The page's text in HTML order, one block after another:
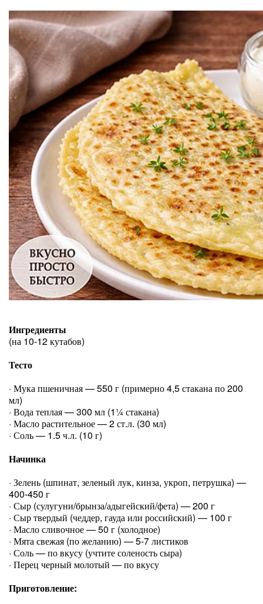
Ингредиенты
(на 10-12 кутабов)
Тесто
· Мука пшеничная — 550 г (примерно 4,5 стакана по 200
мл)
· Вода теплая — 300 мл (1¼ стакана)
· Масло растительное — 2 ст.л. (30 мл)
· Соль — 1.5 ч.л. (10 г)
Начинка
· Зелень (шпинат, зеленый лук, кинза, укроп, петрушка) —
400-450 г
· Сыр (сулугуни/брынза/адыгейский/фета) — 200 г
· Сыр твердый (чеддер, гауда или российский) — 100 г
· Масло сливочное — 50 г (холодное)
· Мята свежая (по желанию) — 5-7 листиков
· Соль — по вкусу (учтите соленость сыра)
· Перец черный молотый — по вкусу
Приготовление: